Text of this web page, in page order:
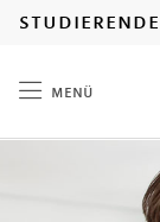
studierende
menü